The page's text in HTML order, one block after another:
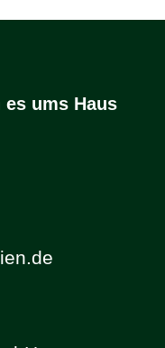
ums Haus